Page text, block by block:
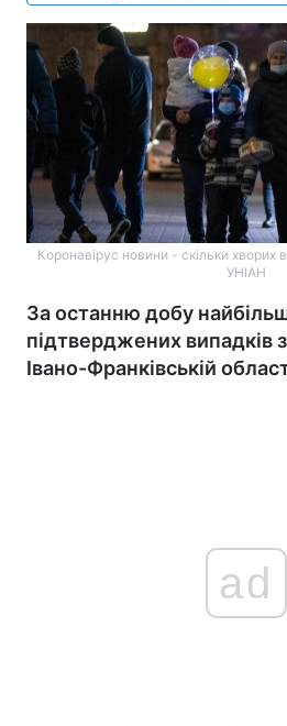
Коронавірус новини - скільки хворих
УНІАН
За останню добу
підтверджених випадків
Івано-Франківській
ad